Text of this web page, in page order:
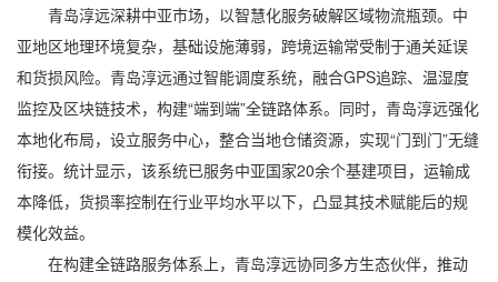
青岛淳远深耕中亚市场，以智慧化服务破解区域物流瓶颈。中
亚地区地理环境复杂，基础设施薄弱，跨境运输常受制于通关延误
和货损风险。青岛淳远通过智能调度系统，融合GPS追踪、温湿度
监控及区块链技术，构建“端到端”全链路体系。同时，青岛淳远强化
本地化布局，设立服务中心，整合当地仓储资源，实现“门到门”无缝
衔接。统计显示，该系统已服务中亚国家20余个基建项目，运输成
本降低，货损率控制在行业平均水平以下，凸显其技术赋能后的规
模化效益。
在构建全链路服务体系上，青岛淳远协同多方生态伙伴，推动